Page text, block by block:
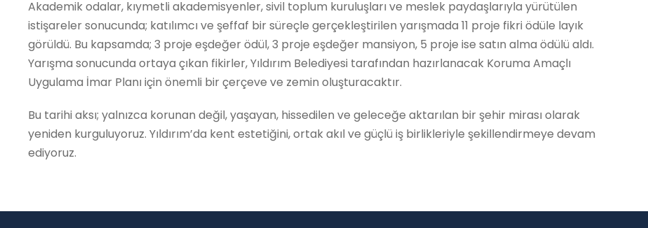
Akademik odalar, kıymetli akademisyenler, sivil toplum kuruluşları ve meslek paydaşlarıyla yürütülen
istişareler sonucunda; katılımcı ve şeffaf bir süreçle gerçekleştirilen yarışmada 11 proje fikri ödüle layık
görüldü. Bu kapsamda; 3 proje eşdeğer ödül, 3 proje eşdeğer mansiyon, 5 proje ise satın alma ödülü aldı.
Yarışma sonucunda ortaya çıkan fikirler, Yıldırım Belediyesi tarafından hazırlanacak Koruma Amaçlı
Uygulama İmar Planı için önemli bir çerçeve ve zemin oluşturacaktır.
Bu tarihi aksı; yalnızca korunan değil, yaşayan, hissedilen ve geleceğe aktarılan bir şehir mirası olarak
yeniden kurguluyoruz. Yıldırım’da kent estetiğini, ortak akıl ve güçlü iş birlikleriyle şekillendirmeye devam
ediyoruz.